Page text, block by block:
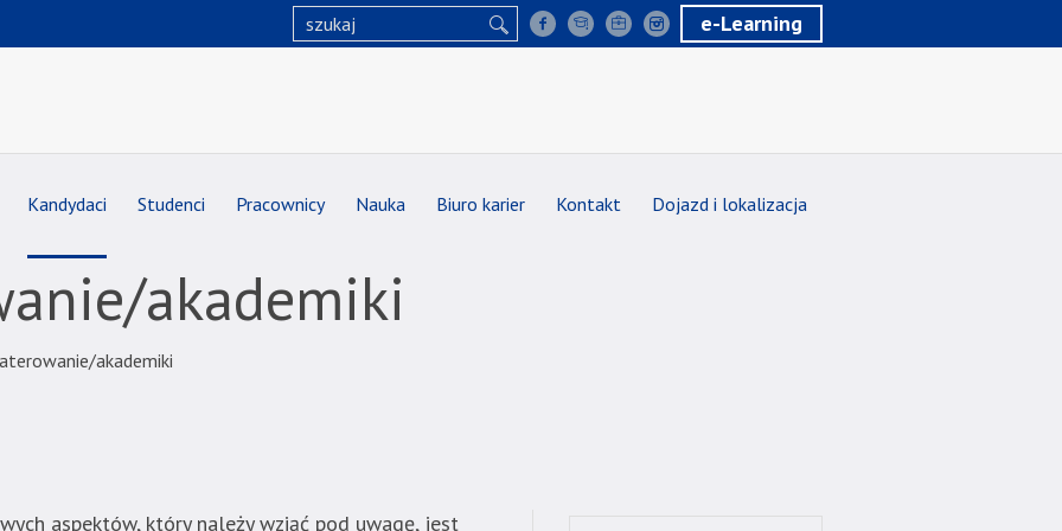
e-Learning
Kandydaci Studenci Pracownicy Nauka Biuro karier Kontakt Dojazd i lokalizacja
akademiki
akademiki
aspektów, który należy wziąć pod uwagę, jest